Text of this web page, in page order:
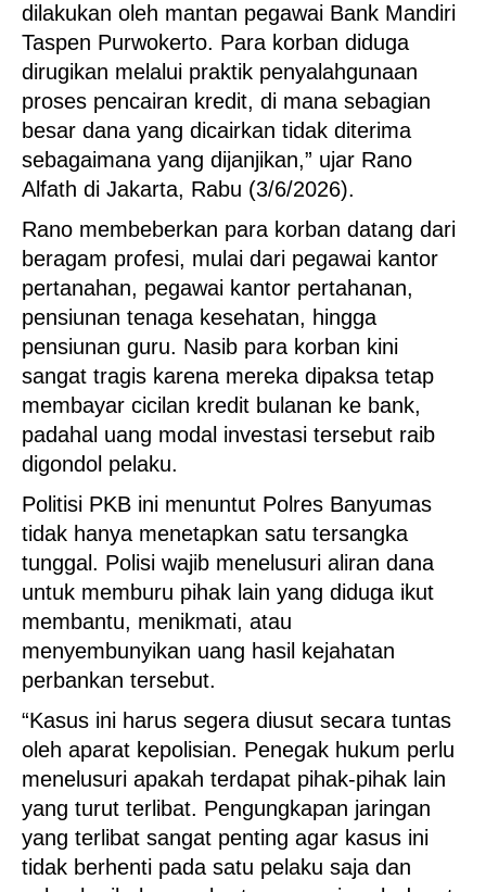
dilakukan oleh mantan pegawai Bank Mandiri
Taspen Purwokerto. Para korban diduga
dirugikan melalui praktik penyalahgunaan
proses pencairan kredit, di mana sebagian
besar dana yang dicairkan tidak diterima
sebagaimana yang dijanjikan,” ujar Rano
Alfath di Jakarta, Rabu (3/6/2026).
Rano membeberkan para korban datang dari
beragam profesi, mulai dari pegawai kantor
pertanahan, pegawai kantor pertahanan,
pensiunan tenaga kesehatan, hingga
pensiunan guru. Nasib para korban kini
sangat tragis karena mereka dipaksa tetap
membayar cicilan kredit bulanan ke bank,
padahal uang modal investasi tersebut raib
digondol pelaku.
Politisi PKB ini menuntut Polres Banyumas
tidak hanya menetapkan satu tersangka
tunggal. Polisi wajib menelusuri aliran dana
untuk memburu pihak lain yang diduga ikut
membantu, menikmati, atau
menyembunyikan uang hasil kejahatan
perbankan tersebut.
“Kasus ini harus segera diusut secara tuntas
oleh aparat kepolisian. Penegak hukum perlu
menelusuri apakah terdapat pihak-pihak lain
yang turut terlibat. Pengungkapan jaringan
yang terlibat sangat penting agar kasus ini
tidak berhenti pada satu pelaku saja dan